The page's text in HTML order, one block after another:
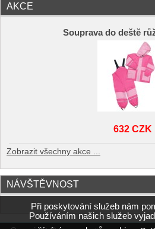
AKCE
Souprava do deště
632 CZK
Zobrazit všechny akce ...
NÁVŠTĚVNOST
Při poskytování služeb nám
Používáním našich služeb